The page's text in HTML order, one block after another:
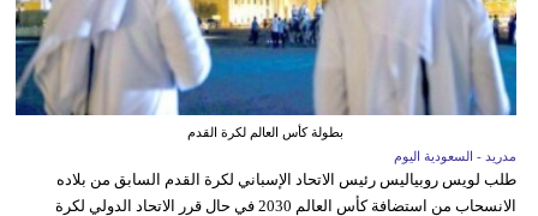
بطولة كأس العالم لكرة القدم
مدريد - السعودية اليوم
طلب لويس روبياليس رئيس الاتحاد الإسباني لكرة القدم السابق من بلاده
الانسحاب من استضافة كأس العالم 2030 في حال قرر الاتحاد الدولي لكرة